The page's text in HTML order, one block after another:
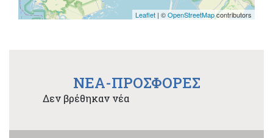
Leaflet | ©OpenStreetMapcontributors
NEA-ΠΡΟΣΦΟΡΕΣ
Δεν βρέθηκαν νέα